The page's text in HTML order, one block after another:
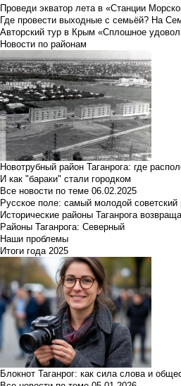
Проведи экватор лета в «Станции
Где провести выходные с семьёй? На
Авторский тур в Крым «Сплошное
Новости по районам
Новотрубный район Таганрога: где
И как "бараки" стали городком
Все новости по теме 06.02.2025
Русское поле: самый молодой советский
Исторические районы Таганрога
Районы Таганрога: Северный
Наши проблемы
Итоги года 2025
Блокнот Таганрог: как сила слова и